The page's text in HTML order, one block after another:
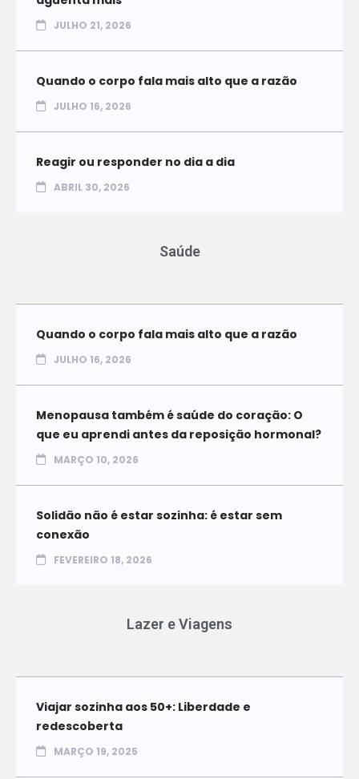
JULHO 21, 2026
Quando o corpo fala mais alto que a razão
JULHO 16, 2026
Reagir ou responder no dia a dia
ABRIL 30, 2026
Saúde
Quando o corpo fala mais alto que a razão
JULHO 16, 2026
Menopausa também é saúde do coração: O
que eu aprendi antes da reposição hormonal?
MARÇO 10, 2026
Solidão não é estar sozinha: é estar sem
conexão
FEVEREIRO 18, 2026
Lazer e Viagens
Viajar sozinha aos 50+: Liberdade e
redescoberta
MARÇO 19, 2025